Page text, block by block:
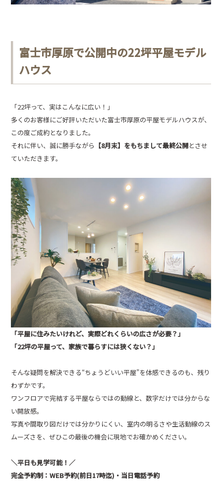
富士市厚原で公開中の22坪平屋モデル
ハウス
「22坪って、実はこんなに広い！」
多くのお客様にご好評いただいた富士市厚原の平屋モデルハウスが、
この度ご成約となりました。
それに伴い、誠に勝手ながら 【8月末】をもちまして最終公開とさせ
ていただきます。
「平屋に住みたいけれど、実際どれくらいの広さが必要？」
「22坪の平屋って、家族で暮らすには狭くない？」
そんな疑問を解決できる“ちょうどいい平屋”を体感できるのも、残り
わずかです。
ワンフロアで完結する平屋ならではの動線と、数字だけでは分からな
い開放感。
写真や間取り図だけでは分かりにくい、室内の明るさや生活動線のス
ムーズさを、ぜひこの最後の機会に現地でお確かめください。
＼平日も見学可能！／
完全予約制：WEB予約(前日17時迄)・当日電話予約